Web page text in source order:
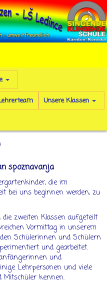
Unsere Klassen
spoznavanja
die im
bei uns beginnen werden, zu
zweiten Klassen aufgeteilt
Vormittag in unserem
Schülerinnen und Schülern
und gearbeitet.
und
Lehrpersonen und viele
kennen.